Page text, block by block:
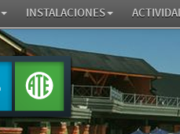
INSTALACIONES